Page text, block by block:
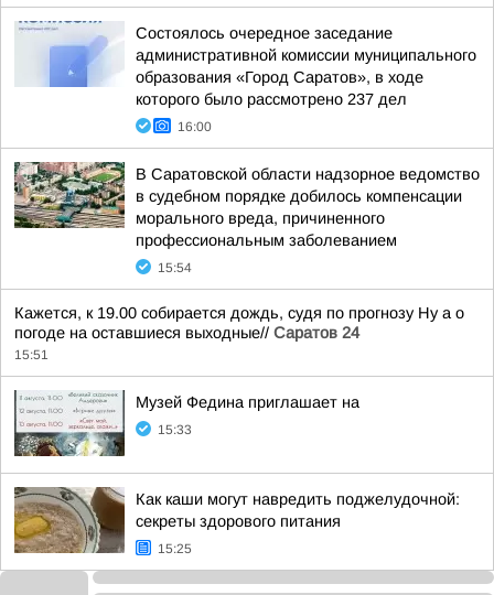
Состоялось очередное заседание
административной комиссии муниципального
образования «Город Саратов», в ходе
которого было рассмотрено 237 дел
16:00
В Саратовской области надзорное ведомство
в судебном порядке добилось компенсации
морального вреда, причиненного
профессиональным заболеванием
15:54
Кажется, к 19.00 собирается дождь, судя по прогнозу Ну а о
погоде на оставшиеся выходные// Саратов 24
15:51
Музей Федина приглашает на
15:33
Как каши могут навредить поджелудочной:
секреты здорового питания
15:25